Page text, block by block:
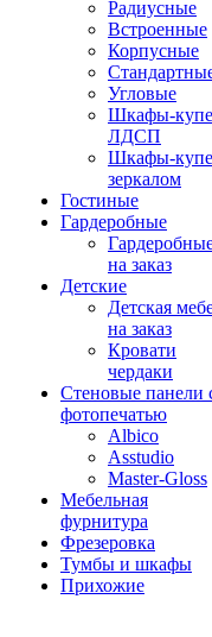
Радиусные
Встроенные
Корпусные
Угловые
Шкафы-купе
ЛДСП
Шкафы-
зеркалом
Гостиные
Гардеробные
на заказ
Детские
Детская
на заказ
Кровати
чердаки
Стеновые панели
фотопечатью
Albico
Asstudio
Master-Gloss
Мебельная
фурнитура
Фрезеровка
Тумбы и шкафы
Прихожие